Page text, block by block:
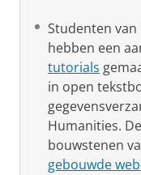
Studenten
hebben een
tutorials
in open
Humanities.
bouwstenen
gebouwde